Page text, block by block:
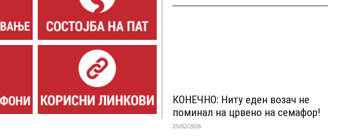
КОНЕЧНО: Ниту еден возач не
поминал на црвено на семафор!
25/02/2026